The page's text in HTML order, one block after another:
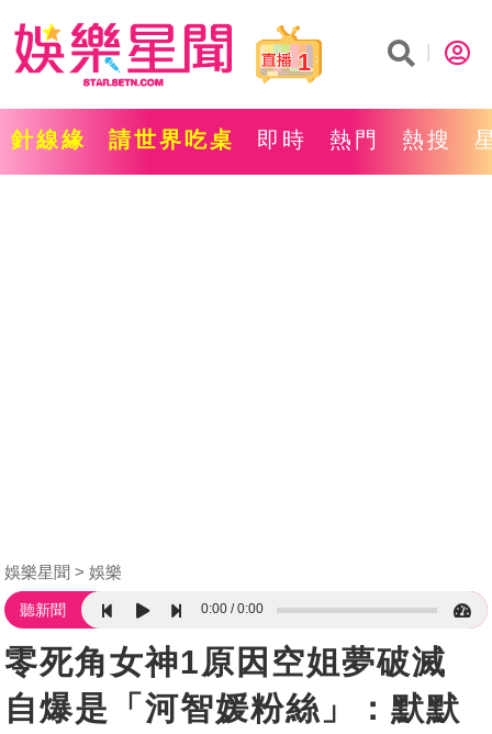
1
針線緣 請世界吃桌 即時 熱門 熱搜
娛樂星聞 娛樂
聽新聞 0:00 0:00
零死角女神1原因空姐夢破滅
自爆是「河智媛粉絲」：默默